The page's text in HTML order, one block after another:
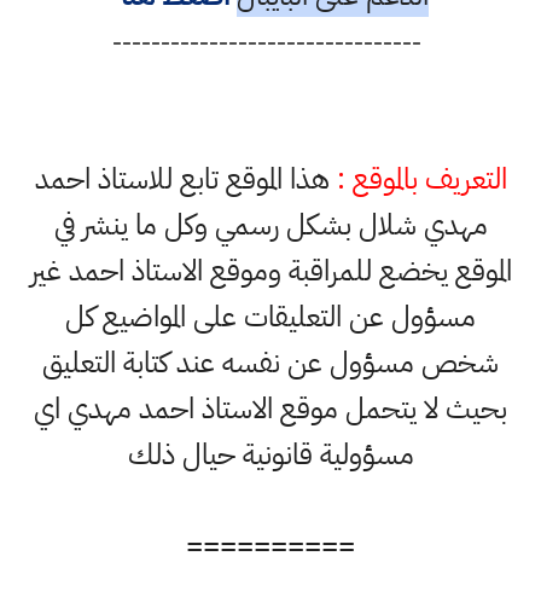
--------------------------------
التعريف بالموقع : هذا الموقع تابع للاستاذ احمد
مهدي شلال بشكل رسمي وكل ما ينشر في
الموقع يخضع للمراقبة وموقع الاستاذ احمد غير
مسؤول عن التعليقات على المواضيع كل
شخص مسؤول عن نفسه عند كتابة التعليق
بحيث لا يتحمل موقع الاستاذ احمد مهدي اي
مسؤولية قانونية حيال ذلك
==========